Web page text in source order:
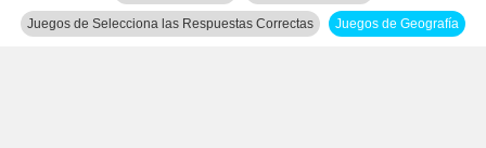
Juegos de Selecciona las Respuestas Correctas Juegos de Geografía